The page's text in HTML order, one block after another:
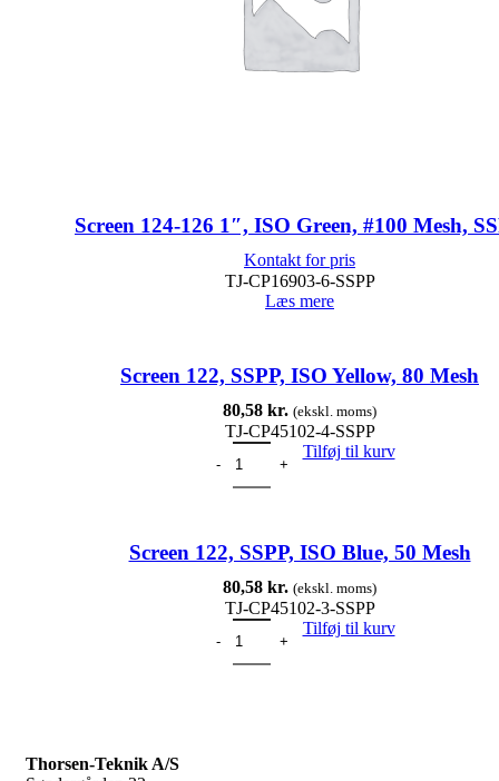
Screen 124-126 1″, ISO Green, #100 Mesh,
Kontakt for pris
TJ-CP16903-6-SSPP
Læs mere
Screen 122, SSPP, ISO Yellow, 80 Mesh
80,58 kr. (ekskl. moms)
TJ-CP45102-4-SSPP
Tilføj til kurv
Screen 122, SSPP, ISO Blue, 50 Mesh
80,58 kr. (ekskl. moms)
TJ-CP45102-3-SSPP
Tilføj til kurv
Thorsen-Teknik A/S